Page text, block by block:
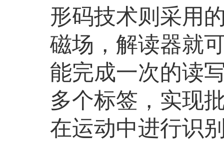
形码技术则采用
磁场，解读器就
能完成一次的读
多个标签，实现
在运动中进行识